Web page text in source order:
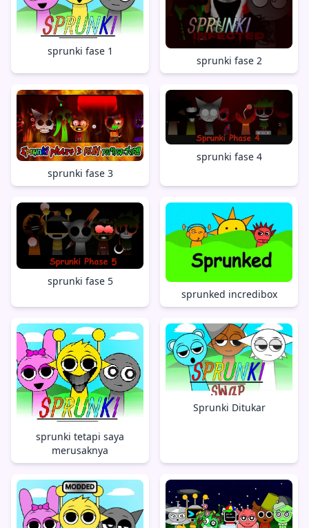
sprunki fase 1
sprunki fase 2
sprunki fase 3
sprunki fase 4
sprunki fase 5
sprunked incredibox
sprunki tetapi saya
merusaknya
Sprunki Ditukar